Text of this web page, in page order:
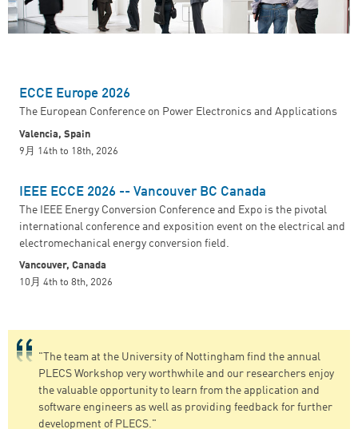
ECCE Europe 2026
The European Conference on Power Electronics and Applications
Valencia, Spain
9月 14th to 18th, 2026
IEEE ECCE 2026 -- Vancouver BC Canada
The IEEE Energy Conversion Conference and Expo is the pivotal
international conference and exposition event on the electrical and
electromechanical energy conversion field.
Vancouver, Canada
10月 4th to 8th, 2026
"The team at the University of Nottingham find the annual
PLECS Workshop very worthwhile and our researchers enjoy
the valuable opportunity to learn from the application and
software engineers as well as providing feedback for further
development of PLECS."